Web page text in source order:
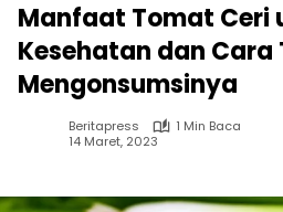
Manfaat Tomat Ceri
Kesehatan dan Cara
Mengonsumsinya
Beritapress
1 Min Baca
14 Maret, 2023